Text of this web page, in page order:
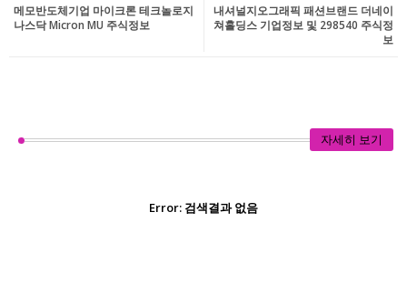
내셔널지오그래픽 패션브랜드 더네이
쳐홀딩스 기업정보 및 298540 주식정
보
메모반도체기업 마이크론 테크놀로지
나스닥 Micron MU 주식정보
자세히 보기
Error: 검색결과 없음